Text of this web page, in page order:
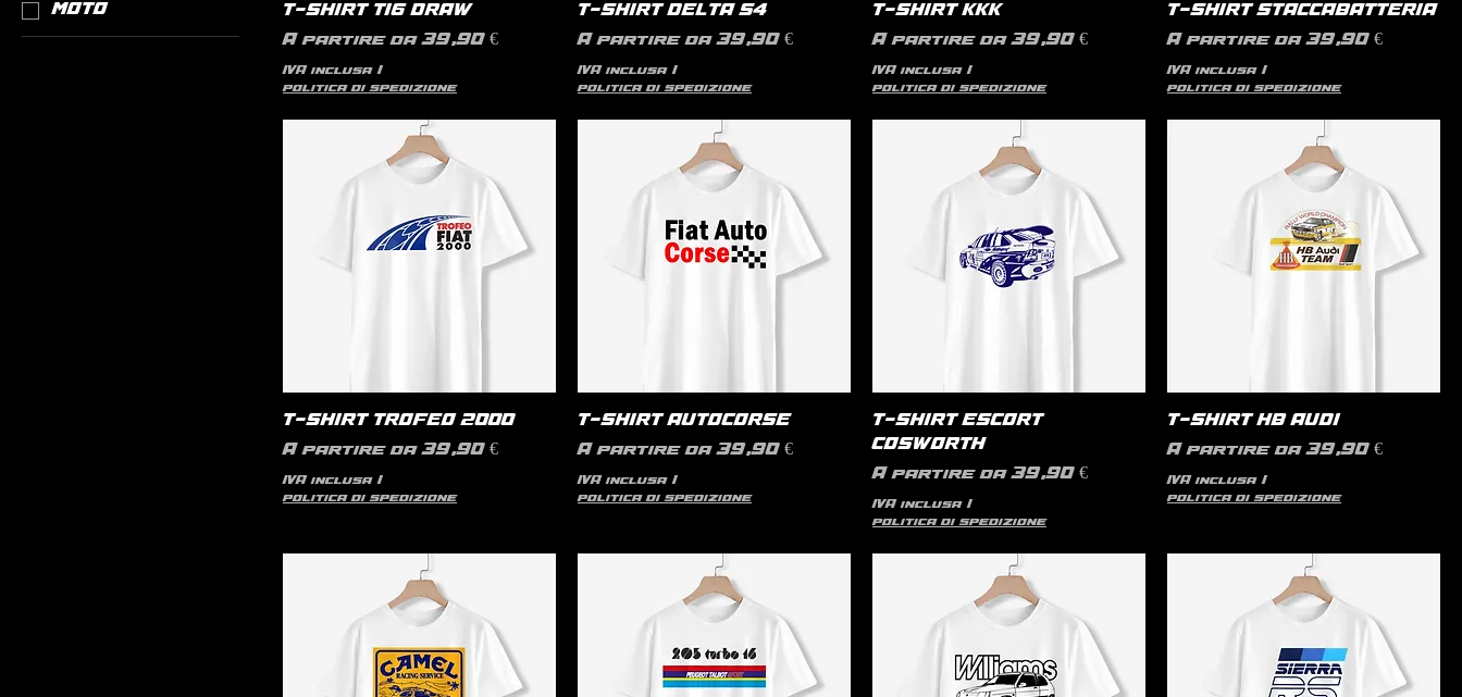
MOTO
T-SHIRT T16 DRAW
A partire da39,90 €
Prezzo scontato
IVA inclusa|
politica di spedizione
T-SHIRT DELTA S4
A partire da39,90 €
Prezzo scontato
IVA inclusa|
politica di spedizione
T-SHIRT KKK
A partire da39,90 €
Prezzo scontato
IVA inclusa|
politica di spedizione
T-SHIRT STACCABATTERIA
A partire da39,90 €
Prezzo scontato
IVA inclusa|
politica di spedizione
T-SHIRT TROFEO 2000
A partire da39,90 €
Prezzo scontato
IVA inclusa|
politica di spedizione
T-SHIRT AUTOCORSE
A partire da39,90 €
Prezzo scontato
IVA inclusa|
politica di spedizione
T-SHIRT ESCORT
COSWORTH
A partire da39,90 €
Prezzo scontato
IVA inclusa|
politica di spedizione
T-SHIRT HB AUDI
A partire da39,90 €
Prezzo scontato
IVA inclusa|
politica di spedizione